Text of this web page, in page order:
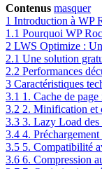
Contenus masquer
1 Introduction à WP
1.1 Pourquoi WP
2 LWS Optimize :
2.1 Une solution
2.2 Performances
3 Caractéristiques
3.1 1. Cache de page
3.2 2. Minification et
3.3 3. Lazy Load des
3.4 4.
3.5 5. Compatibilité
3.6 6. Compression